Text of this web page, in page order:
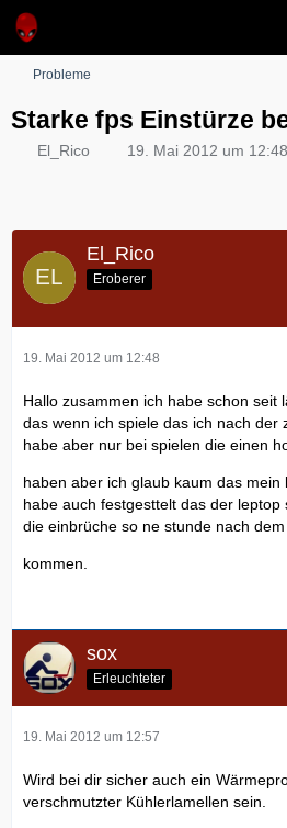
Probleme
Starke fps Einstürze
El_Rico 19. Mai 2012 um 12:48
El_Rico
Eroberer
19. Mai 2012 um 12:48
Hallo zusammen ich habe schon seit
das wenn ich spiele das ich nach der
habe aber nur bei spielen die einen
haben aber ich glaub kaum das mein
habe auch festgesttelt das der
die einbrüche so ne stunde nach
kommen.
sox
Erleuchteter
19. Mai 2012 um 12:57
Wird bei dir sicher auch ein
verschmutzter Kühlerlamellen sein.